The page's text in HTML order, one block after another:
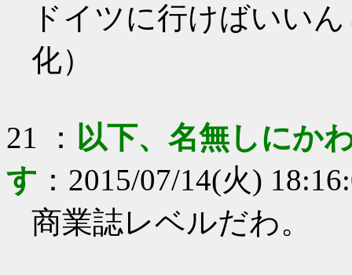
ドイツに行けばいい
化）
21 ： 以下、名無しにか
す ： 2015/07/14(火)
商業誌レベルだわ。